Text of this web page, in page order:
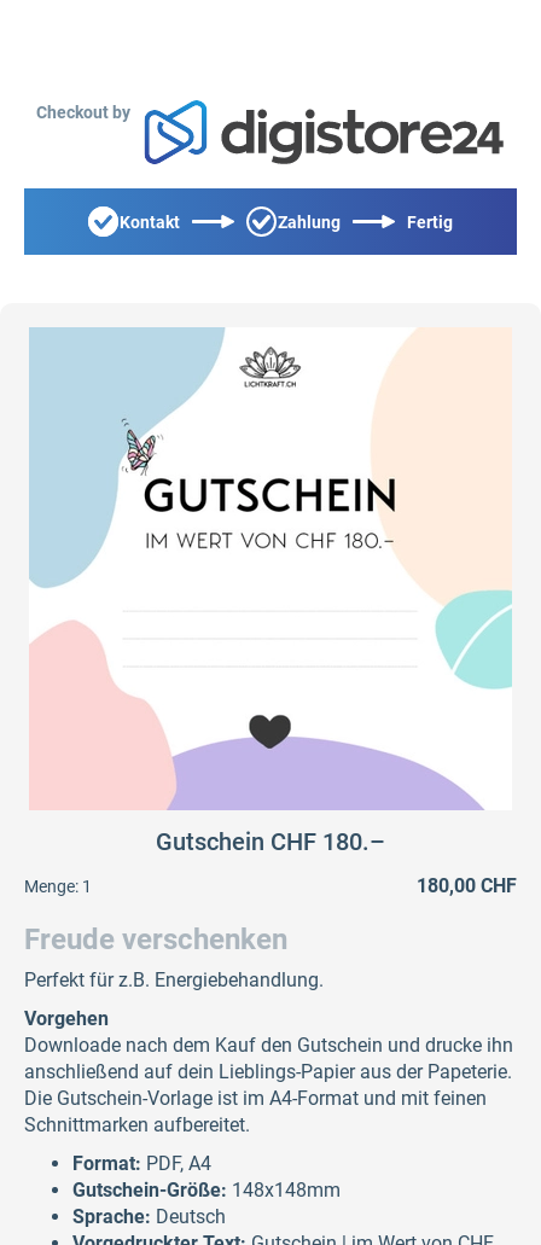
Checkout by
Kontakt Zahlung Fertig
Gutschein CHF 180.–
Menge: 1 180,00 CHF
Freude verschenken
Perfekt für z.B. Energiebehandlung.
Vorgehen
Downloade nach dem Kauf den Gutschein und drucke ihn
anschließend auf dein Lieblings-Papier aus der Papeterie.
Die Gutschein-Vorlage ist im A4-Format und mit feinen
Schnittmarken aufbereitet.
Format: PDF, A4
Gutschein-Größe: 148x148mm
Sprache: Deutsch